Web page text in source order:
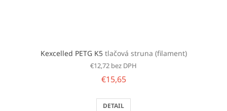
Kexcelled PETG K5 tlačová struna (filament)
€12,72 bez DPH
€15,65
DETAIL